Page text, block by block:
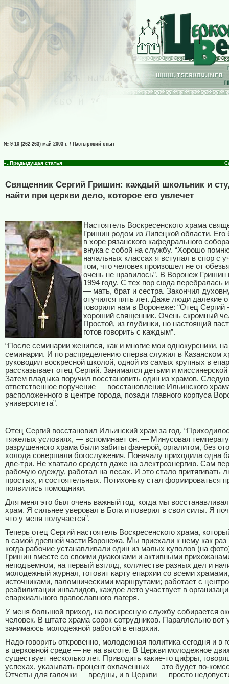
№ 9-10 (262-263) май 2003 г. / Пастырский опыт
«..Предыдущая статья
Священник Сергий Гришин: каждый школьник и
найти при церкви дело, которое его увлечет
Настоятель Воскресенского храма
Гришин родом из Липецкой области.
в хоре рязанского кафедрального
внука с собой на службу. “Хорошо
начальных классах я вступал в спор с
том, что человек произошел не от
очень не нравилось”. В Воронеж Гришин
1994 году. С тех пор сюда перебралась
— мать, брат и сестра. Закончил
отучился пять лет. Даже люди далекие
говорили нам в Воронеже: “Отец
хороший священник. Очень скромный
Простой, из глубинки, но настоящий
готов говорить с каждым”.
“После семинарии женился, как и многие мои однокурсники,
семинарии. И по распределению сперва служил в Казанском
руководил воскресной школой, одной из самых крупных в
рассказывает отец Сергий. Занимался детьми и
Затем владыка поручил восстановить один из храмов.
ответственное поручение — восстановление Ильинского
расположенного в центре города, позади главного корпуса
университета”.
Отец Сергий восстановил Ильинский храм за год.
тяжелых условиях, — вспоминает он. — Минусовая
разрушенного храма были забиты фанерой, оргалитом, без
холода совершали богослужения. Поначалу приходила одна
две-три. Не хватало средств даже на электроэнергию. Сам
рабочую одежду, работал на лесах. И это стало притягивать
простых, и состоятельных. Потихоньку стал формироваться
появились помощники.
Для меня это был очень важный год, когда мы
храм. Я сильнее уверовал в Бога и поверил в свои силы. Я
что у меня получается”.
Теперь отец Сергий настоятель Воскресенского храма,
в самой древней части Воронежа. Мы приехали к нему как раз
когда рабочие устанавливали один из малых куполов (на
Гришин вместе со своими диаконами и активными
неподъемном, на первый взгляд, количестве разных дел и
молодежный журнал, готовит карту епархии со всеми
источниками, паломническими маршрутами; работает с
реабилитации инвалидов, каждое лето участвует в
епархиального православного лагеря.
У меня большой приход, на воскресную службу собирается
человек. В штате храма сорок сотрудников. Параллельно вот
занимаюсь молодежной работой в епархии.
Надо говорить откровенно, молодежная политика сегодня и в
в церковной среде — не на высоте. В Церкви молодежное
существует несколько лет. Приводить какие-то цифры,
успехах, указывать процент охваченных — это будет по-
Отчеты для галочки — вредны, и в Церкви — просто